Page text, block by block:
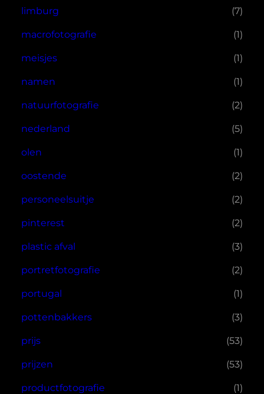
limburg (7)
macrofotografie (1)
meisjes (1)
namen (1)
natuurfotografie (2)
nederland (5)
olen (1)
oostende (2)
personeelsuitje (2)
pinterest (2)
plastic afval (3)
portretfotografie (2)
portugal (1)
pottenbakkers (3)
prijs (53)
prijzen (53)
productfotografie (1)